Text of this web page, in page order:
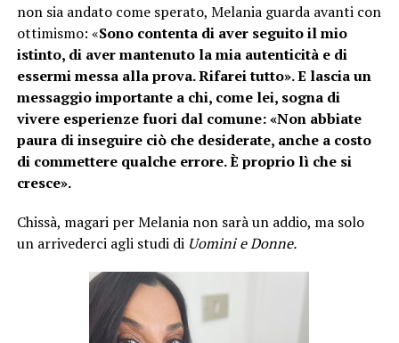
non sia andato come sperato, Melania guarda avanti con
ottimismo: «Sono contenta di aver seguito il mio
istinto, di aver mantenuto la mia autenticità e di
essermi messa alla prova. Rifarei tutto». E lascia un
messaggio importante a chi, come lei, sogna di
vivere esperienze fuori dal comune: «Non abbiate
paura di inseguire ciò che desiderate, anche a costo
di commettere qualche errore. È proprio lì che si
cresce».
Chissà, magari per Melania non sarà un addio, ma solo
un arrivederci agli studi di Uomini e Donne.